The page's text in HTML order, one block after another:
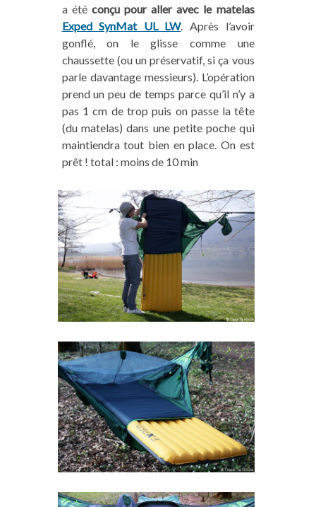
a été conçu pour aller avec le matelas
Exped SynMat UL LW. Après l’avoir
gonflé, on le glisse comme une
chaussette (ou un préservatif, si ça vous
parle davantage messieurs). L’opération
prend un peu de temps parce qu’il n’y a
pas 1 cm de trop puis on passe la tête
(du matelas) dans une petite poche qui
maintiendra tout bien en place. On est
prêt ! total : moins de 10 min